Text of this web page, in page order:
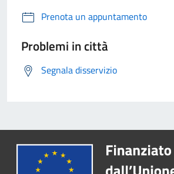
Prenota un appuntamento
Problemi in città
Segnala disservizio